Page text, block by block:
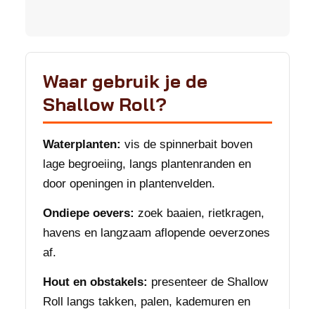
Waar gebruik je de
Shallow Roll?
Waterplanten: vis de spinnerbait boven
lage begroeiing, langs plantenranden en
door openingen in plantenvelden.
Ondiepe oevers: zoek baaien, rietkragen,
havens en langzaam aflopende oeverzones
af.
Hout en obstakels: presenteer de Shallow
Roll langs takken, palen, kademuren en